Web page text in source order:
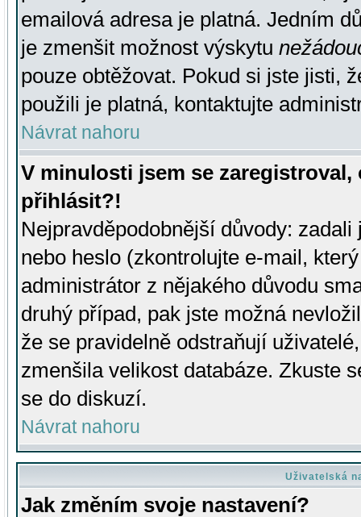
emailová adresa je platná. Jedním
je zmenšit možnost výskytu
pouze obtěžovat. Pokud si jste jisti,
použili je platná, kontaktujte
Návrat nahoru
V minulosti jsem se
přihlásit?!
Nejpravděpodobnější důvody:
nebo heslo (zkontrolujte e-mail,
administrátor z nějakého důvodu
druhý případ, pak jste možná
že se pravidelně odstraňují
zmenšila velikost databáze. Zkuste
se do diskuzí.
Návrat nahoru
Uživatelská
Jak změním svoje nastavení?